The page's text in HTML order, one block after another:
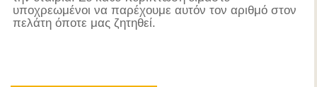
υποχρεωμένοι να παρέχουμε αυτόν τον αριθμό στον
πελάτη όποτε μας ζητηθεί.